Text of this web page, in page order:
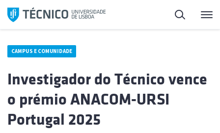
Saltar
para
Pesquisa
CAMPUS E COMUNIDADE
Investigador do Técnico vence
o prémio ANACOM-URSI
Portugal 2025